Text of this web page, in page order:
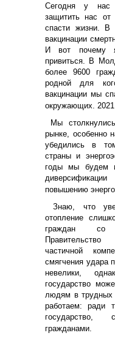
Сегодня у нас
защитить нас
спасти жизни. В
вакцинации
И вот почему
привиться. В
более 9600
родной для
вакцинации мы
окружающих. 2021
Мы
рынке, особенно
убедились в
страны и
годы мы будем
повышению
Знаю, что
отопление
граждан со
частичной
смягчения удара
невелики,
государство
людям в трудных
работаем: ради
гражданами.